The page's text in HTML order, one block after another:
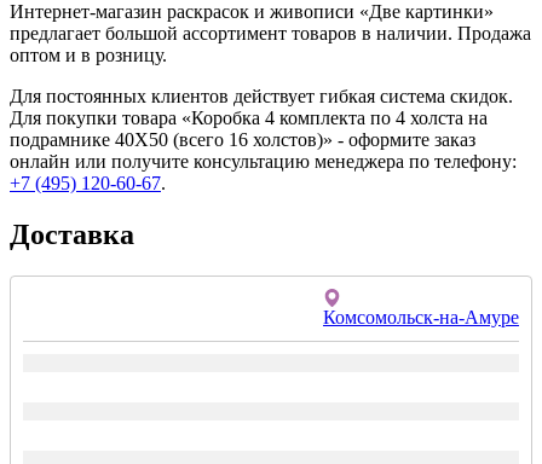
Интернет-магазин раскрасок и живописи «Две картинки»
предлагает большой ассортимент товаров в наличии. Продажа
оптом и в розницу.
Для постоянных клиентов действует гибкая система скидок.
Для покупки товара «Коробка 4 комплекта по 4 холста на
подрамнике 40X50 (всего 16 холстов)» - оформите заказ
онлайн или получите консультацию менеджера по телефону:
+7 (495) 120-60-67.
Доставка
Комсомольск-на-Амуре